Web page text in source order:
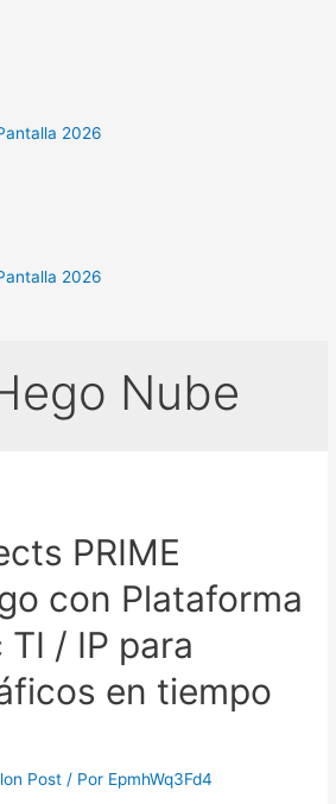
2026
2026
Nube
PRIME
con Plataforma
/ IP para
en tiempo
Post / Por EpmhWq3Fd4